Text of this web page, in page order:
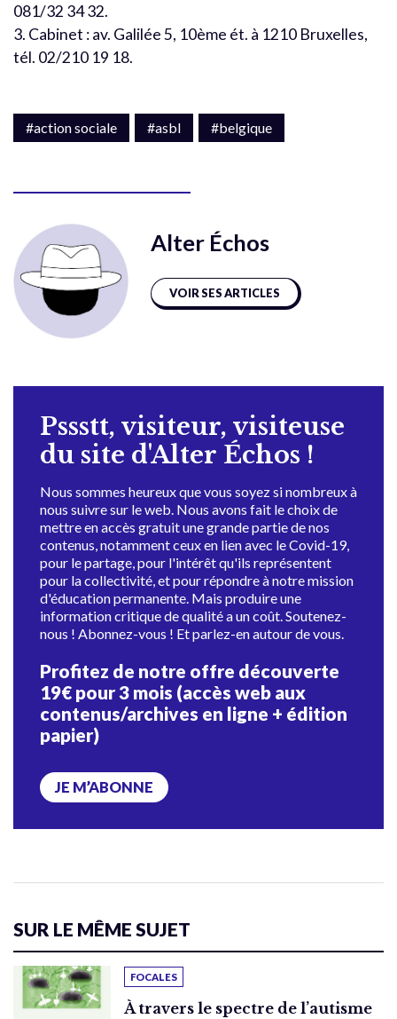
081/32 34 32.
3. Cabinet : av. Galilée 5, 10ème ét. à 1210 Bruxelles,
tél. 02/210 19 18.
#action sociale #asbl #belgique
Alter Échos
VOIR SES ARTICLES
Pssstt, visiteur, visiteuse
du site d'Alter Échos !
Nous sommes heureux que vous soyez si nombreux à
nous suivre sur le web. Nous avons fait le choix de
mettre en accès gratuit une grande partie de nos
contenus, notamment ceux en lien avec le Covid-19,
pour le partage, pour l'intérêt qu'ils représentent
pour la collectivité, et pour répondre à notre mission
d'éducation permanente. Mais produire une
information critique de qualité a un coût. Soutenez-
nous ! Abonnez-vous ! Et parlez-en autour de vous.
Profitez de notre offre découverte
19€ pour 3 mois (accès web aux
contenus/archives en ligne + édition
papier)
JE M’ABONNE
SUR LE MÊME SUJET
FOCALES
À travers le spectre de l’autisme